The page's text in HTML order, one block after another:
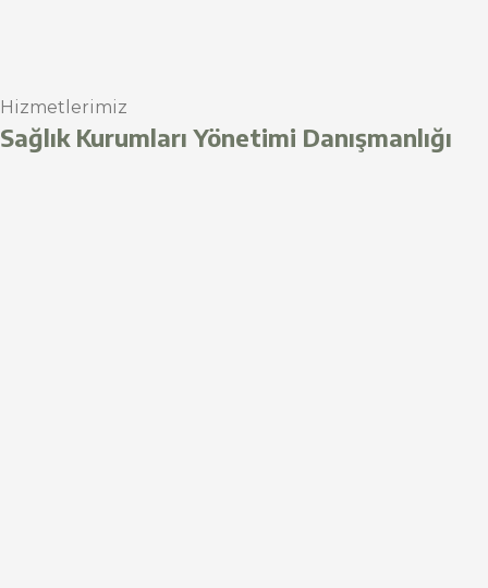
Hizmetlerimiz
Sağlık Kurumları Yönetimi Danışmanlığı